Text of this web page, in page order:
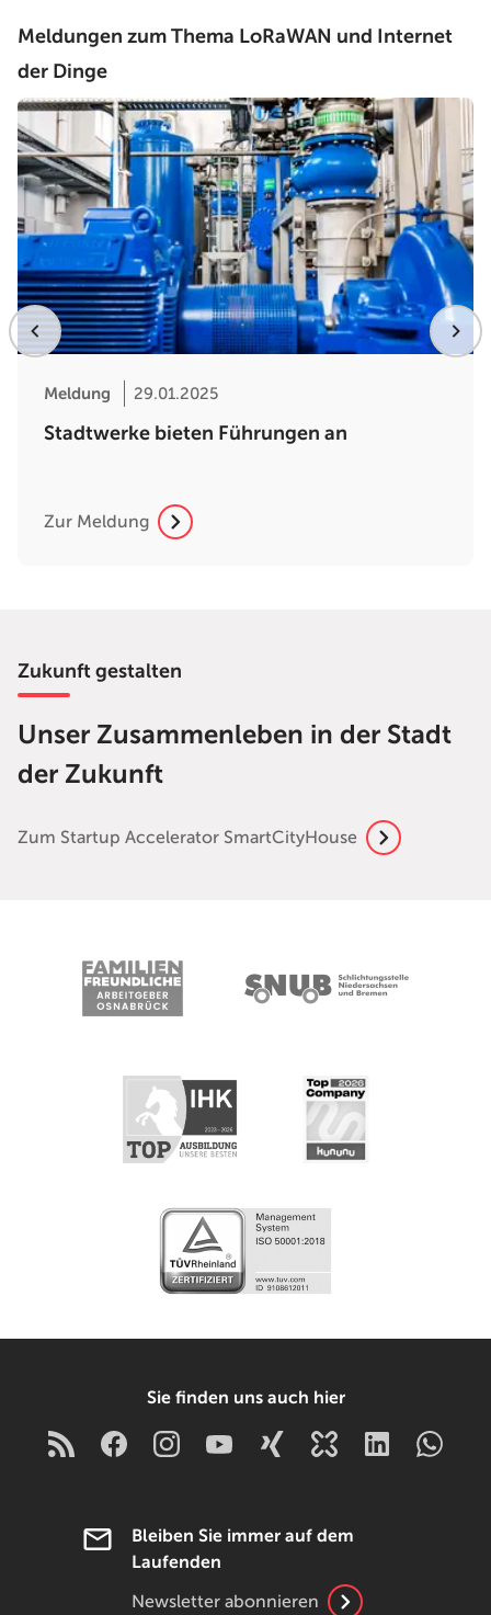
Meldungen zum Thema LoRaWAN und Internet
der Dinge
Meldung 29.01.2025
Stadtwerke bieten Führungen an
Zur Meldung
Zukunft gestalten
Unser Zusammenleben in der Stadt
der Zukunft
Zum Startup Accelerator SmartCityHouse
Sie finden uns auch hier
Bleiben Sie immer auf dem
Laufenden
Newsletter abonnieren